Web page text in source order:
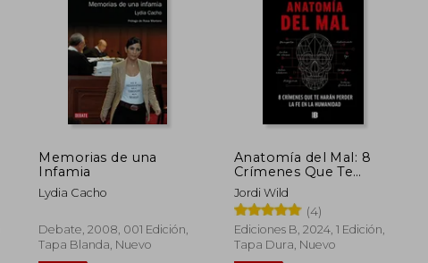
Memorias de una
Infamia
Lydia Cacho
Debate, 2008, 001 Edición,
Tapa Blanda, Nuevo
Anatomía del Mal: 8
Crímenes Que Te
Harán Perder La Fe En
La Humanidad /
Anatomy of Evil
Jordi Wild
(4)
Ediciones B, 2024, 1 Edición,
Tapa Dura, Nuevo